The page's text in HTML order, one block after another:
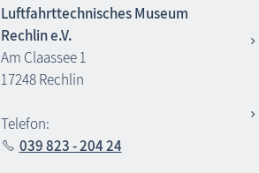
Luftfahrttechnisches Museum
Rechlin e.V.
Am Claassee 1
17248 Rechlin
Telefon:
039 823 - 204 24